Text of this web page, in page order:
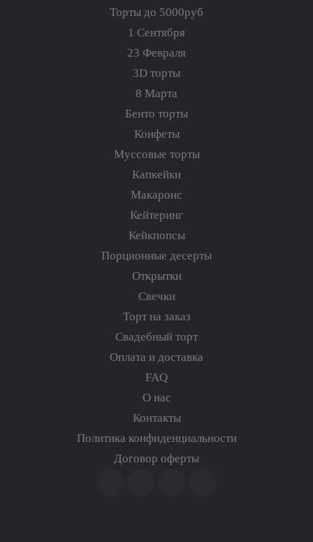
Торты до 5000руб
1 Сентября
23 Февраля
3D торты
8 Марта
Бенто торты
Конфеты
Муссовые торты
Капкейки
Макаронс
Кейтеринг
Кейкпопсы
Порционные десерты
Открытки
Свечки
Торт на заказ
Свадебный торт
Оплата и доставка
FAQ
О нас
Контакты
Политика конфиденциальности
Договор оферты